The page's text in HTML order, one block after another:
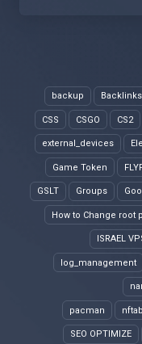
Backlinks
backup
CS2
CSGO
CSS
external_devices
Game Token
Groups
GSLT
How to Change root
ISRAEL
log_management
pacman
SEO OPTIMIZE